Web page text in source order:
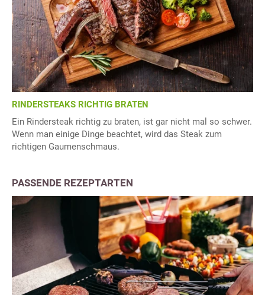
RINDERSTEAKS RICHTIG BRATEN
Ein Rindersteak richtig zu braten, ist gar nicht mal so schwer.
Wenn man einige Dinge beachtet, wird das Steak zum
richtigen Gaumenschmaus.
PASSENDE REZEPTARTEN